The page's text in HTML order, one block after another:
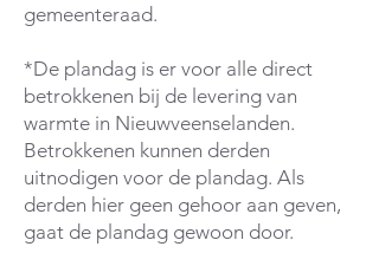
gemeenteraad.
*De plandag is er voor alle direct
betrokkenen bij de levering van
warmte in Nieuwveenselanden.
Betrokkenen kunnen derden
uitnodigen voor de plandag. Als
derden hier geen gehoor aan geven,
gaat de plandag gewoon door.